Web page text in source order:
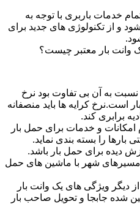
خدمات باربری با توجه به
و از تکنولوژی های جدید برای
وانت بار معتبر چیست؟
به آن بی تفاوت بود نرخ
است.نرخ کرایه ها باید منصفانه
برابری کند.
امکانات و خدمات برای حمل بار
بارها را بسته بندی نماید.
دیده برای حمل بار باشد.
مسیرهای شهر با ماشین های حمل
ویژگی های یک وانت بار
شده جابجا و تحویل صاحب بار